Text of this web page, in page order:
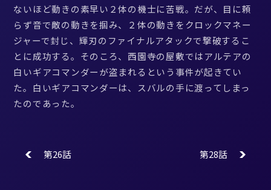
ないほど動きの素早い２体の機士に苦戦。だが、目に頼
らず音で敵の動きを掴み、２体の動きをクロックマネー
ジャーで封じ、輝刃のファイナルアタックで撃破するこ
とに成功する。そのころ、西園寺の屋敷ではアルテアの
白いギアコマンダーが盗まれるという事件が起きてい
た。白いギアコマンダーは、スバルの手に渡ってしまっ
たのであった。
第26話 第28話